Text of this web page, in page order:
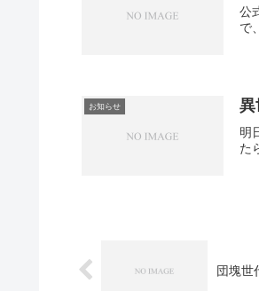
公
で
お知らせ 異
明
た
団塊世